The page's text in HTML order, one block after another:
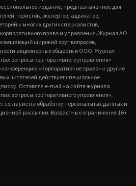
издание, предназначенное для
- юристов, экспертов, адвокатов,
и многих других специалистов,
права и управления. Журнал АО
широкий круг вопросов,
акционерных обществ и ООО. Журнал
вопросы корпоративного управления»
«Корпоративное право» и другие
читателей действует специальное
Оставляя e-mail на сайте журнала
вопросы корпоративного управления»,
согласие на обработку персональных данных и
рассылки. Возрастные ограничения 16+